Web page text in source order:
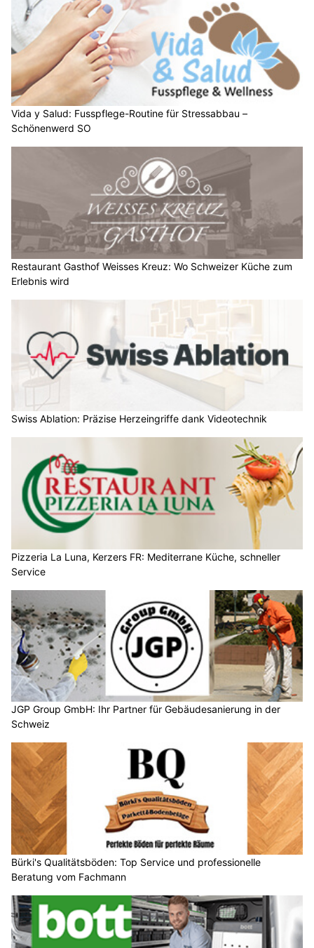
Vida y Salud: Fusspflege-Routine für Stressabbau –
Schönenwerd SO
Restaurant Gasthof Weisses Kreuz: Wo Schweizer Küche zum
Erlebnis wird
Swiss Ablation: Präzise Herzeingriffe dank Videotechnik
Pizzeria La Luna, Kerzers FR: Mediterrane Küche, schneller
JGP Group GmbH: Ihr Partner für Gebäudesanierung in der
Schweiz
Bürki's Qualitätsböden: Top Service und professionelle
Beratung vom Fachmann